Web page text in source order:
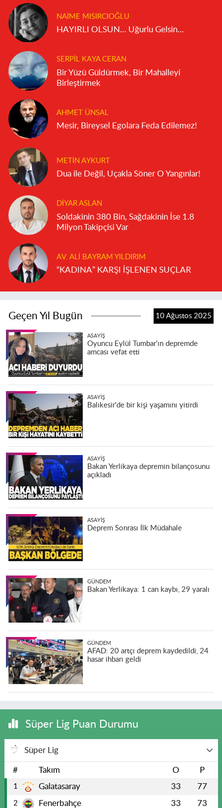
NAIME MISIRCIOĞLU
HAYIRLI OLSUN… Uğurlu Gelsin…
SERPIL KAYA CERAN
Bir Yüzü Güldürmek, Bir Mahalleyi
Birleştirmek
AHMET ÜNSAL
Mesir, Bireysel Egolara Feda Edilemez!
METIN AYKURT
Dua ile Değil, Uçakla Söner O Yangınlar!
DIYAR ASLAN
Soldakinin 380 Bin, Sağdakinin İse 1.8
Milyon Takipçisi Var
AV. ALI BAYRAM YILDIRIM
“KADINA” KARŞI İŞLENEN SUÇLAR
Geçen Yıl Bugün 10 Ağustos 2025
ASAYIŞ
Oyuncu Eylül Tumbar'ın depremde
amcası vefat etti
ASAYIŞ
Balıkesir'de bir kişi yaşamını yitirdi
ASAYIŞ
Bakan Yerlikaya depremin bilançosunu
açıkladı
ASAYIŞ
Deprem Sonrası İlk Müdahale
GÜNDEM
Bakan Yerlikaya: 1 can kaybı, 29 yaralı
GÜNDEM
AFAD: 20 artçı deprem kaydedildi, 24
hasar ihbarı geldi
Süper Lig Puan Durumu
Süper Lig
# Takım O P
1 Galatasaray 33 77
2 Fenerbahçe 33 73